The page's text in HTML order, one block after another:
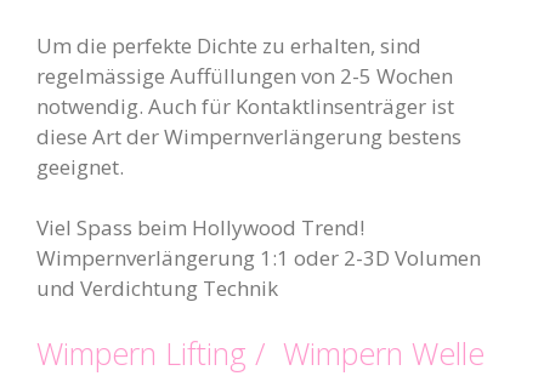
Um die perfekte Dichte zu erhalten, sind
regelmässige Auffüllungen von 2-5 Wochen
notwendig. Auch für Kontaktlinsenträger ist
diese Art der Wimpernverlängerung bestens
geeignet.
Viel Spass beim Hollywood Trend!
Wimpernverlängerung 1:1 oder 2-3D Volumen
und Verdichtung Technik
Wimpern Lifting / Wimpern Welle